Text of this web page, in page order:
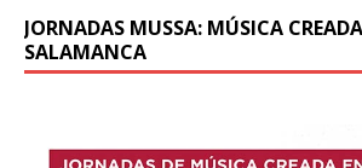
JORNADAS MUSSA: MÚSICA
SALAMANCA